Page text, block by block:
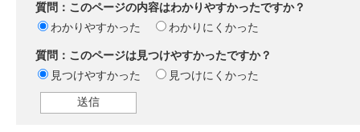
質問：このページの内容はわかりやすかったですか？
わかりやすかった
わかりにくかった
質問：このページは見つけやすかったですか？
見つけやすかった
見つけにくかった